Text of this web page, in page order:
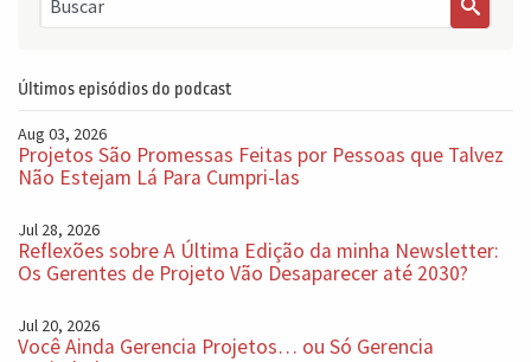
Últimos episódios do podcast
Aug 03, 2026
Projetos São Promessas Feitas por Pessoas que Talvez
Não Estejam Lá Para Cumpri-las
Jul 28, 2026
Reflexões sobre A Última Edição da minha Newsletter:
Os Gerentes de Projeto Vão Desaparecer até 2030?
Jul 20, 2026
Você Ainda Gerencia Projetos… ou Só Gerencia